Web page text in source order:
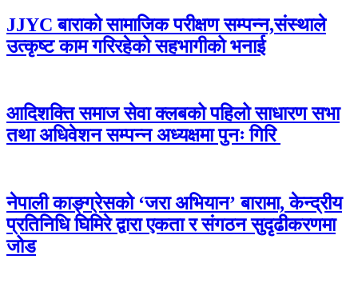
JJYC बाराको सामाजिक परीक्षण सम्पन्न,संस्थाले
उत्कृष्ट काम गरिरहेको सहभागीको भनाई
आदिशक्ति समाज सेवा क्लबको पहिलो साधारण सभा
तथा अधिवेशन सम्पन्न अध्यक्षमा पुनः गिरि
नेपाली काङ्ग्रेसको ‘जरा अभियान’ बारामा, केन्द्रीय
प्रतिनिधि घिमिरे द्वारा एकता र संगठन सुदृढीकरणमा
जोड